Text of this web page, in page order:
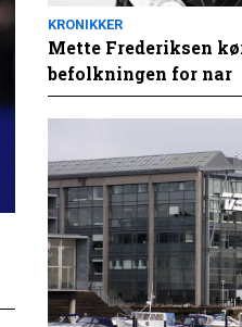
KRONIKKER
Mette Frederiksen
befolkningen for nar